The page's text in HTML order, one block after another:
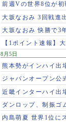
前週Vの世界8位が初
大坂なおみ 3回戦進
大坂なおみ 快勝で3
【1ポイント速報】
8月5日
熊本勢がインハイ出
ジャパンオープン公
近畿インターハイ出
ダンロップ、制振ゴ
内島萌夏 世界1位に